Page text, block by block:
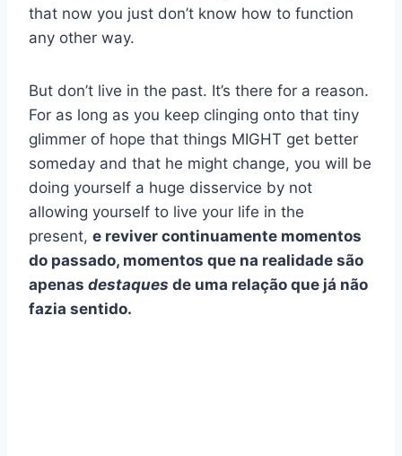
that now you just don’t know how to function
any other way.
But don’t live in the past. It’s there for a reason.
For as long as you keep clinging onto that tiny
glimmer of hope that things MIGHT get better
someday and that he might change, you will be
doing yourself a huge disservice by not
allowing yourself to live your life in the
present, e reviver continuamente momentos
do passado, momentos que na realidade são
apenas destaques de uma relação que já não
fazia sentido.